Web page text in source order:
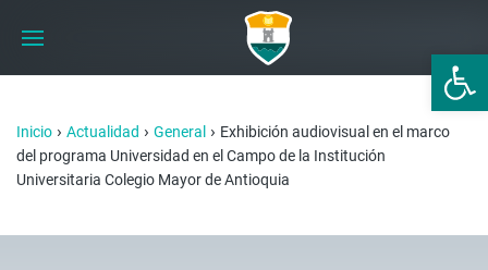
Abrir
Inicio › Actualidad › General › Exhibición audiovisual en el marco
del programa Universidad en el Campo de la Institución
Universitaria Colegio Mayor de Antioquia